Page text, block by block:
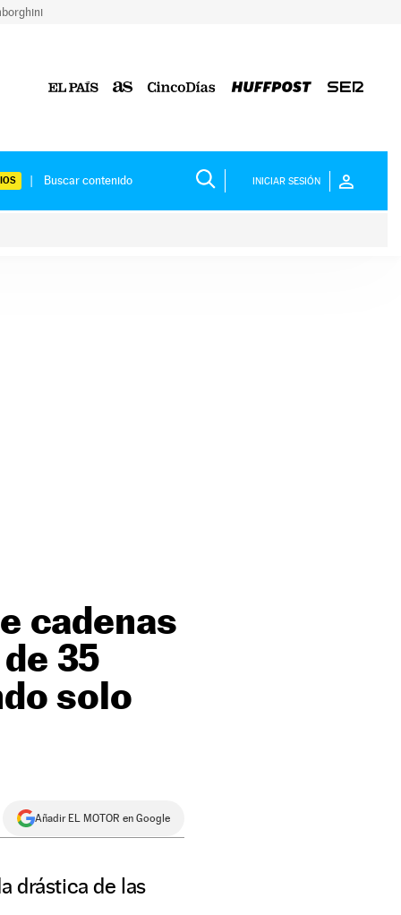
INICIAR SESIÓN
cadenas
35
solo
Añadir EL MOTOR en Google
drástica de las